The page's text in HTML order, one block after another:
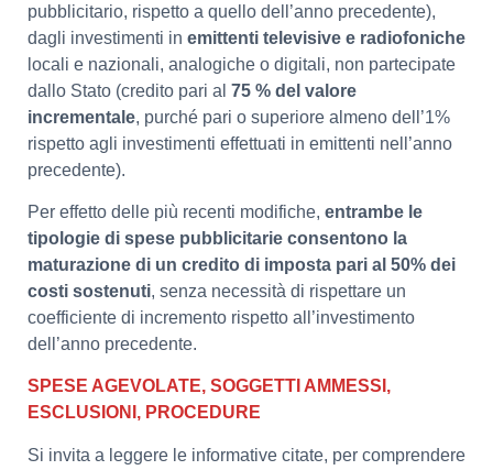
pubblicitario, rispetto a quello dell’anno precedente),
dagli investimenti in emittenti televisive e radiofoniche
locali e nazionali, analogiche o digitali, non partecipate
dallo Stato (credito pari al 75 % del valore
incrementale, purché pari o superiore almeno dell’1%
rispetto agli investimenti effettuati in emittenti nell’anno
precedente).
Per effetto delle più recenti modifiche, entrambe le
tipologie di spese pubblicitarie consentono la
maturazione di un credito di imposta pari al 50% dei
costi sostenuti, senza necessità di rispettare un
coefficiente di incremento rispetto all’investimento
dell’anno precedente.
SPESE AGEVOLATE, SOGGETTI AMMESSI,
ESCLUSIONI, PROCEDURE
Si invita a leggere le informative citate, per comprendere